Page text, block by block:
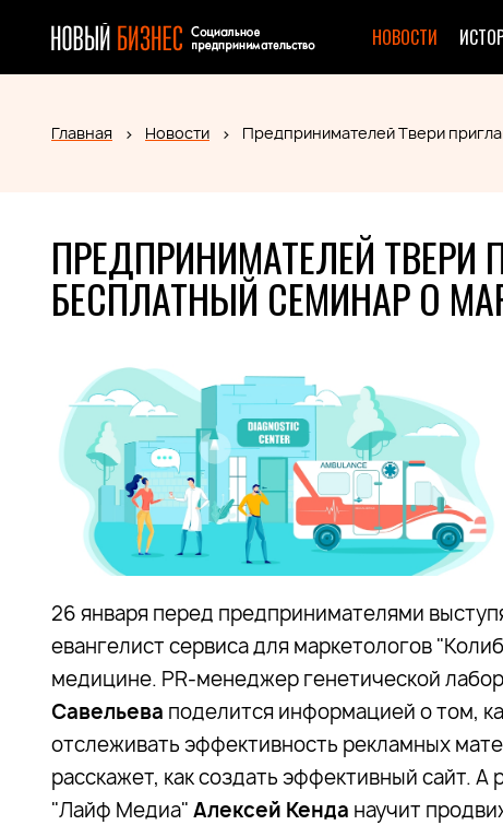
НОВОСТИ
Главная Новости Предпринимателей Твери
ПРЕДПРИНИМАТЕЛЕЙ ТВЕРИ
БЕСПЛАТНЫЙ СЕМИНАР О
26 января перед предпринимателями
евангелист сервиса для маркетологов
медицине. PR-менеджер генетической
Савельева поделится информацией о том,
отслеживать эффективность рекламных
расскажет, как создать эффективный сайт. А
"Лайф Медиа" Алексей Кенда научит